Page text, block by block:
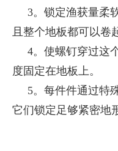
3。锁定渔获量柔
且整个地板都可以卷
4。使螺钉穿过这
度固定在地板上。
5。每件件通过特殊
它们锁定足够紧密地